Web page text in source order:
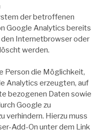
der betroffenen
Google Analytics bereits
Internetbrowser oder
werden.
Person die Möglichkeit,
Analytics erzeugten, auf
bezogenen Daten sowie
Google zu
verhindern. Hierzu muss
Add-On unter dem Link